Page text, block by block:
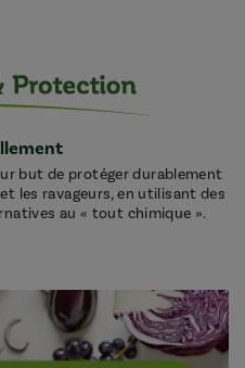
but de protéger durablement
les ravageurs, en utilisant des
au « tout chimique ».